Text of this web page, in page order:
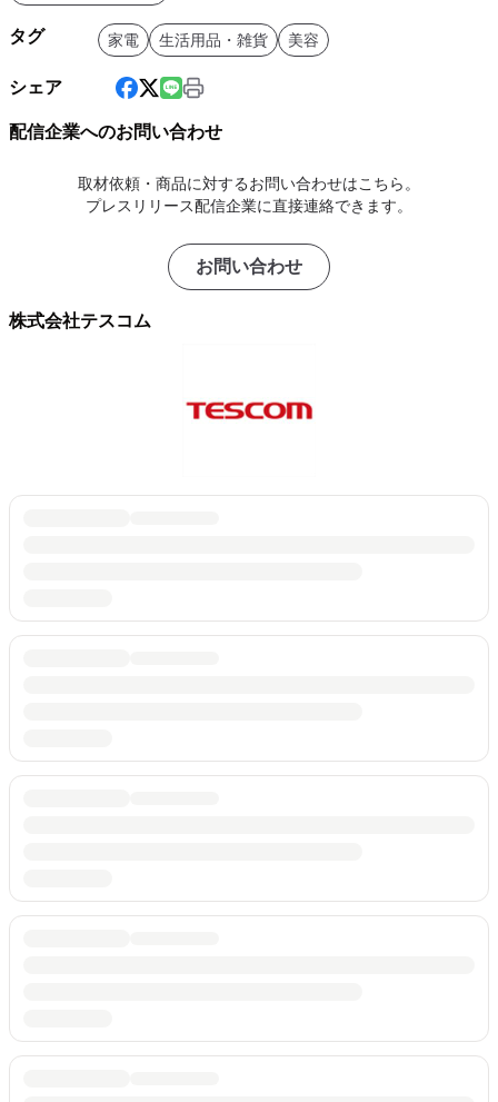
タグ 家電 生活用品・雑貨 美容
シェア
配信企業へのお問い合わせ
取材依頼・商品に対するお問い合わせはこちら。
プレスリリース配信企業に直接連絡できます。
お問い合わせ
株式会社テスコム